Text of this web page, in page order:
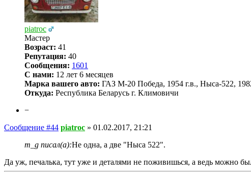
piatroc
Мастер
Возраст: 41
Репутация: 40
Сообщения: 1601
С нами: 12 лет 6 месяцев
Марка вашего авто: ГАЗ М-20 Победа, 1954 г.в., Ныса-522,
Откуда: Республика Беларусь г. Климовичи
−
Сообщение #44 piatroc » 01.02.2017, 21:21
m_g писал(а):Не одна, а две "Ныса 522".
Да уж, печалька, тут уже и деталями не поживишься, а ведь можно